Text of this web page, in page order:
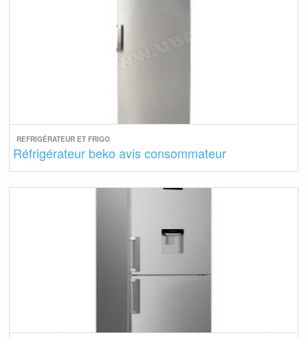
REFRIGÉRATEUR ET FRIGO
Réfrigérateur beko avis consommateur